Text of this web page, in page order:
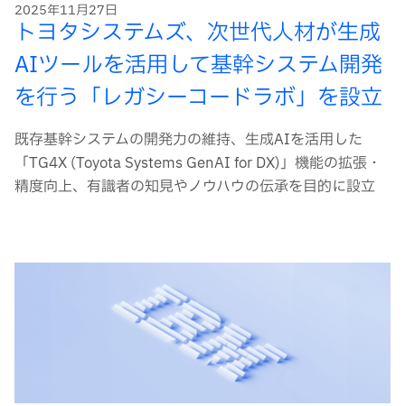
2025年11月27日
トヨタシステムズ、次世代人材が生成
AIツールを活用して基幹システム開発
を行う「レガシーコードラボ」を設立
既存基幹システムの開発力の維持、生成AIを活用した
「TG4X (Toyota Systems GenAI for DX)」機能の拡張・
精度向上、有識者の知見やノウハウの伝承を目的に設立